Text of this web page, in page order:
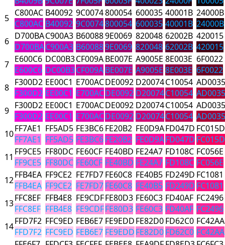
5 C800AC
C800AC
B40092
B40092
9C0074
9C0074
800054
800054
600035
600035
40001B
40001B
24000B
24000B
6 D700BA
D700BA
C900A3
C900A3
B60088
B60088
9E0069
9E0069
820048
820048
62002B
62002B
420015
420015
7 E600C6
E600C6
DC00B3
DC00B3
CF009A
CF009A
BE007E
BE007E
A9005E
A9005E
8E003E
8E003E
6F0022
6F0022
8 F300D2
F300D2
EE00C1
EE00C1
E700AC
E700AC
DE0092
DE0092
D20074
D20074
C10054
C10054
AD0035
AD0035
9 F300D2
F300D2
EE00C1
EE00C1
E700AC
E700AC
DE0092
DE0092
D20074
D20074
C10054
C10054
AD0035
AD0035
10FF7AE1
FF7AE1
FF5AD5
FF5AD5
FE3BC6
FE3BC6
FE20B2
FE20B2
FE0D9A
FE0D9A
FD047D
FD047D
FC015D
FC015D
11 FF9CE5
FF9CE5
FF80DC
FF80DC
FE60CF
FE60CF
FE40BD
FE40BD
FE24A7
FE24A7
FD108C
FD108C
FC056E
FC056E
12FFB4EA
FFB4EA
FF9CE2
FF9CE2
FE7FD7
FE7FD7
FE60C8
FE60C8
FE40B5
FE40B5
FD249D
FD249D
FC1081
FC1081
13FFC8EF
FFC8EF
FFB4E8
FFB4E8
FE9CDF
FE9CDF
FE80D3
FE80D3
FE60C3
FE60C3
FD40AF
FD40AF
FC2496
FC2496
14FFD7F2
FFD7F2
FFC9ED
FFC9ED
FEB6E7
FEB6E7
FE9EDD
FE9EDD
FE82D0
FE82D0
FD62C0
FD62C0
FC42AA
FC42AA